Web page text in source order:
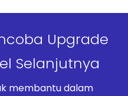
Upgrade
Selanjutnya
membantu dalam